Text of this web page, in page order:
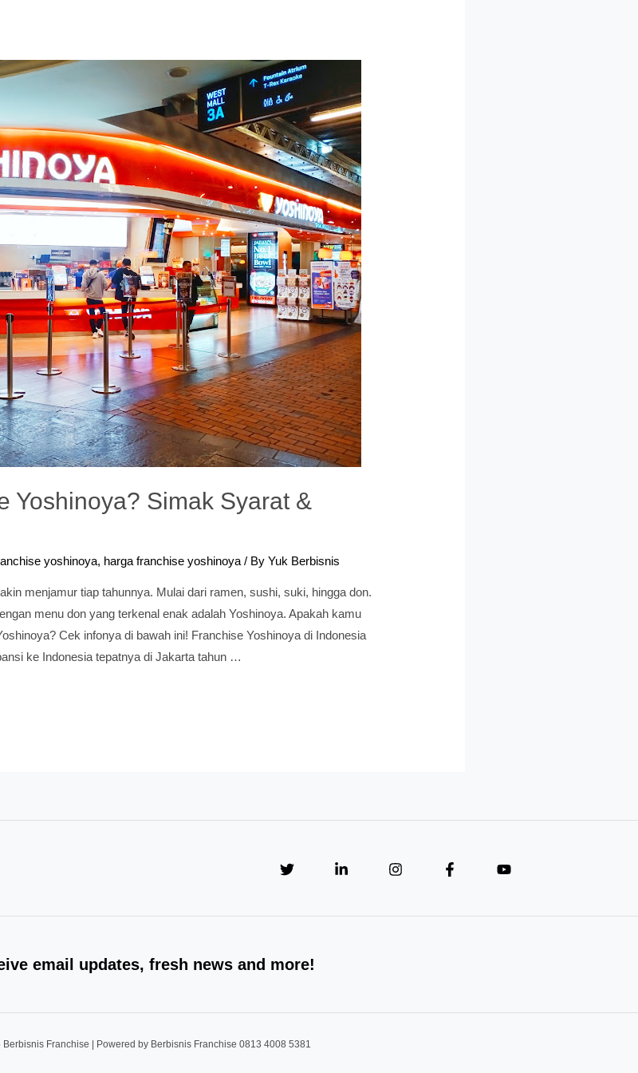
Yoshinoya? Simak Syarat &
yoshinoya, harga franchise yoshinoya / ByYuk Berbisnis
menjamur tiap tahunnya. Mulai dari ramen, sushi, suki, hingga don.
menu don yang terkenal enak adalah Yoshinoya. Apakah kamu
Cek infonya di bawah ini! Franchise Yoshinoya di Indonesia
ke Indonesia tepatnya di Jakarta tahun …
email updates, fresh news and more!
Franchise | Powered by Berbisnis Franchise 0813 4008 5381